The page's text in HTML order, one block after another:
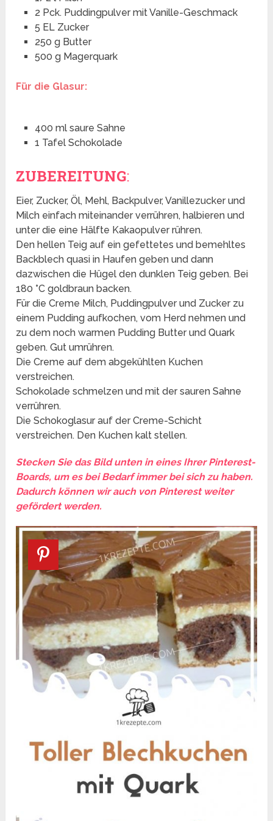
2 Pck. Puddingpulver mit Vanille-Geschmack
5 EL Zucker
250 g Butter
500 g Magerquark
Für die Glasur:
400 ml saure Sahne
1 Tafel Schokolade
ZUBEREITUNG:
Eier, Zucker, Öl, Mehl, Backpulver, Vanillezucker und
Milch einfach miteinander verrühren, halbieren und
unter die eine Hälfte Kakaopulver rühren.
Den hellen Teig auf ein gefettetes und bemehltes
Backblech quasi in Haufen geben und dann
dazwischen die Hügel den dunklen Teig geben. Bei
180 °C goldbraun backen.
Für die Creme Milch, Puddingpulver und Zucker zu
einem Pudding aufkochen, vom Herd nehmen und
zu dem noch warmen Pudding Butter und Quark
geben. Gut umrühren.
Die Creme auf dem abgekühlten Kuchen
verstreichen.
Schokolade schmelzen und mit der sauren Sahne
verrühren.
Die Schokoglasur auf der Creme-Schicht
verstreichen. Den Kuchen kalt stellen.
Stecken Sie das Bild unten in eines Ihrer Pinterest-
Boards, um es bei Bedarf immer bei sich zu haben.
Dadurch können wir auch von Pinterest weiter
gefördert werden.